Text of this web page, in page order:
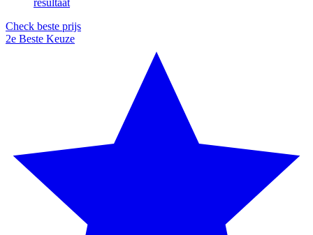
Check beste prijs
2e Beste Keuze